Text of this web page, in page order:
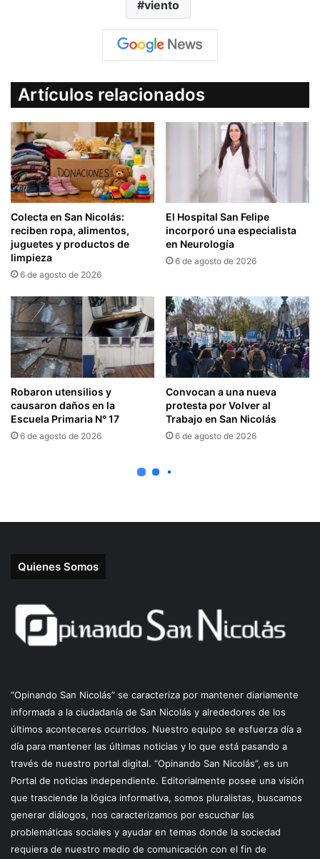
Quienes Somos
“Opinando San Nicolás” se caracteriza por mantener diariamente
informada a la ciudadanía de San Nicolás y alrededores de los
últimos aconteceres ocurridos. Nuestro equipo se esfuerza día a
día para mantener las últimas noticias y lo que está pasando a
través de nuestro portal digital. “Opinando San Nicolás”, es un
Portal de noticias independiente. Editorialmente posee una visión
que trasciende la lógica informativa, somos pluralistas, buscamos
generar diálogos, nos caracterizamos por escuchar las
problemáticas sociales y ayudar en temas donde la sociedad
requiera de nuestro medio de comunicación con el fin de